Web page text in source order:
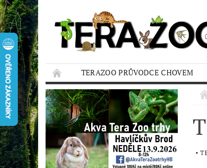
TERAZOO PRŮVODCE CHOVEM
HODNOCENÍ OBCHODU
AQUA